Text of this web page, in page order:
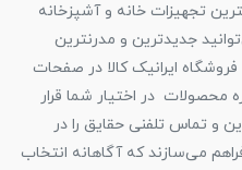
تجهیزات خانه و آشپزخانه
جدیدترین و مدرنترین
ایرانیک کالا در صفحات
در اختیار شما قرار
و تماس تلفنی حقایق را در
می‌سازند که آگاهانه انتخاب